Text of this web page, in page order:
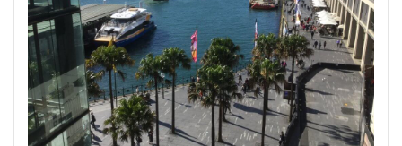
4
なぜ
1月
26
日な
のか
4.1
オー